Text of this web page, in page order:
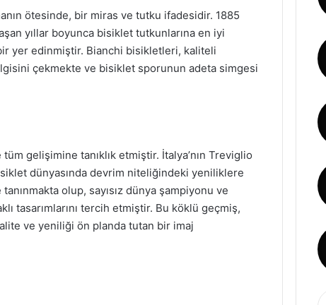
ötesinde, bir miras ve tutku ifadesidir. 1885
yıllar boyunca bisiklet tutkunlarına en iyi
yer edinmiştir. Bianchi bisikletleri, kaliteli
çekmekte ve bisiklet sporunun adeta simgesi
gelişimine tanıklık etmiştir. İtalya’nın Treviglio
dünyasında devrim niteliğindeki yeniliklere
olup, sayısız dünya şampiyonu ve
tasarımlarını tercih etmiştir. Bu köklü geçmiş,
ve yeniliği ön planda tutan bir imaj